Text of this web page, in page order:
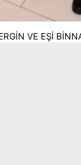
VE EŞİ